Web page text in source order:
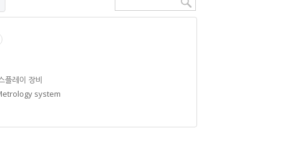
플레이 장비
system